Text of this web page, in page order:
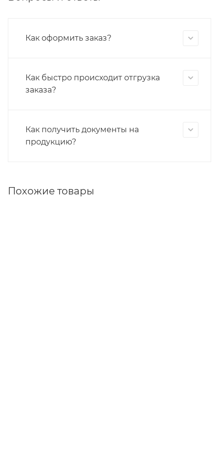
Как оформить заказ?
Как быстро происходит отгрузка
заказа?
Как получить документы на
продукцию?
Похожие товары